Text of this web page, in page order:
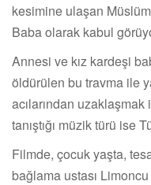
kesimine ulaşan
Baba olarak kabul
Annesi ve kız kardeşi
öldürülen bu travma ile
acılarından
tanıştığı müzik türü ise
Filmde, çocuk yaşta,
bağlama ustası